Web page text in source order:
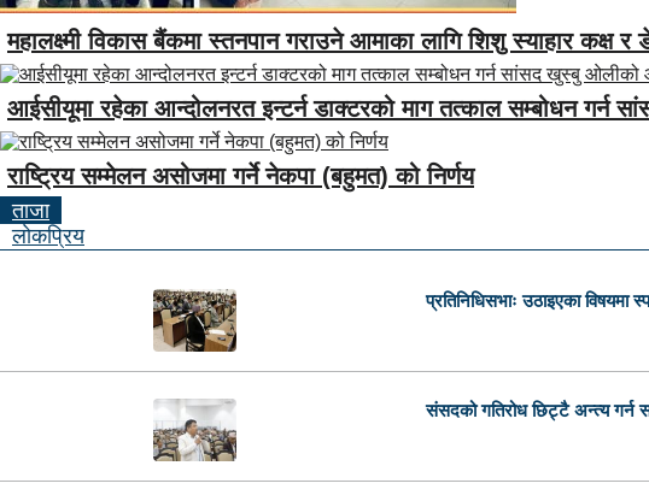
महालक्ष्मी विकास बैंकमा स्तनपान गराउने आमाका लागि शिशु स्याहार कक्ष
आईसीयूमा रहेका आन्दोलनरत इन्टर्न डाक्टरको माग तत्काल सम्बोधन गर्न
राष्ट्रिय सम्मेलन असोजमा गर्ने नेकपा (बहुमत) को निर्णय
ताजा
लाेकप्रिय
प्रतिनिधिसभाः उठाइएका विषयमा
संसदको गतिरोध छिट्टै अन्त्य गर्न